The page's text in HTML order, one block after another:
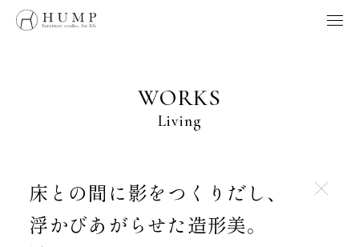
WORKS
Living
床との間に影をつくりだし、
浮かびあがらせた造形美。